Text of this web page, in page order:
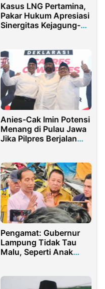
Kasus LNG Pertamina,
Pakar Hukum Apresiasi
Sinergitas Kejagung-
Anies-Cak Imin Potensi
Menang di Pulau Jawa
Jika Pilpres Berjalan
Pengamat: Gubernur
Lampung Tidak Tau
Malu, Seperti Anak